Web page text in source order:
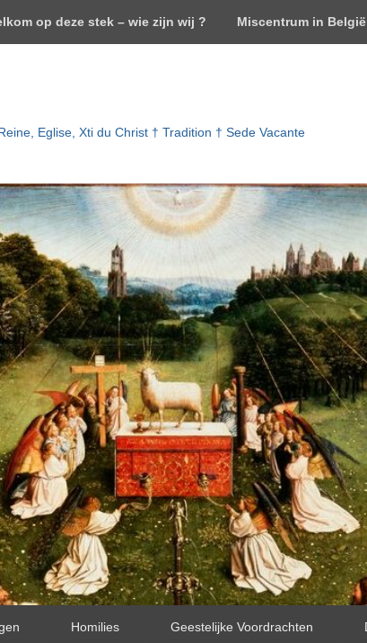
op deze stek – wie zijn wij ? Miscentrum in België
Eglise, Xti du Christ † Tradition † Sede Vacante
Homilies Geestelijke Voordrachten